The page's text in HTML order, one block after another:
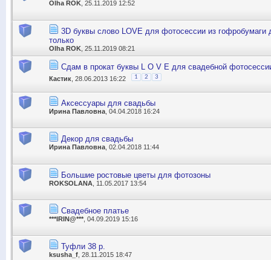
Olha ROK , 25.11.2019 12:52
3D буквы слово LOVE для фотосессии из гофробумаги
только
Olha ROK , 25.11.2019 08:21
Сдам в прокат буквы L O V E для свадебной
Кастик , 28.06.2013 16:22 1 2 3
Аксессуары для свадьбы
Ирина Павловна , 04.04.2018 16:24
Декор для свадьбы
Ирина Павловна , 02.04.2018 11:44
Большие ростовые цветы для фотозоны
ROKSOLANA , 11.05.2017 13:54
Свадебное платье
***IRIN@*** , 04.09.2019 15:16
Туфли 38 р.
ksusha_f, 28.11.2015 18:47